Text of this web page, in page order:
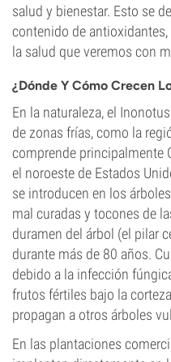
salud y bienestar. Esto se
contenido de
la salud que veremos con
¿Dónde Y Cómo Crecen
En la naturaleza, el
de zonas frías, como la
comprende principalmente
el noroeste de Estados
se introducen en los
mal curadas y tocones de
duramen del árbol (el pilar
durante más de 80 años.
debido a la infección
frutos fértiles bajo la
propagan a otros árboles
En las plantaciones